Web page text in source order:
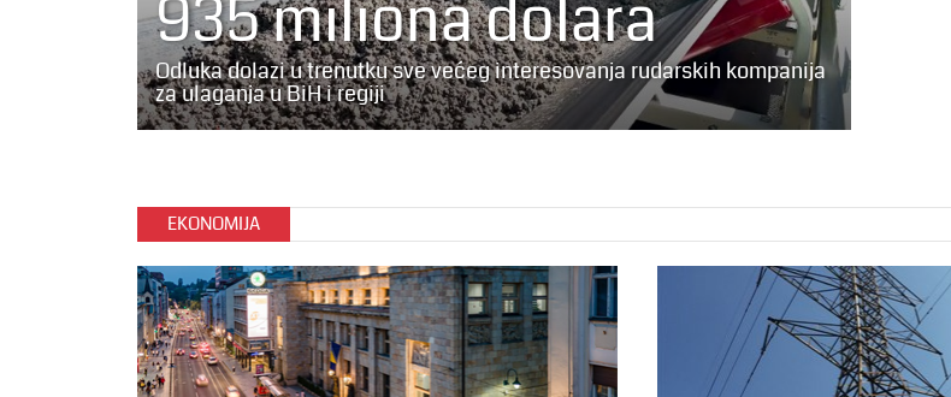
935 miliona dolara
Odluka dolazi u trenutku sve većeg interesovanja rudarskih kompanija
za ulaganja u BiH i regiji
EKONOMIJA